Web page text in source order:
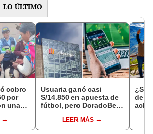
LO ÚLTIMO
cobro
por
una
el
Usuaria ganó casi
S/14.850 en apuesta de
fútbol, pero DoradoBet
Indecopi multó a la
empresa con más de S/
LEER MÁS
¿Se
de